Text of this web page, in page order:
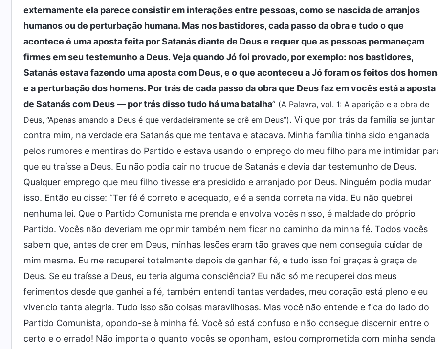
externamente ela parece consistir em interações entre pessoas, como se nascida de arranjos
humanos ou de perturbação humana. Mas nos bastidores, cada passo da obra e tudo o que
acontece é uma aposta feita por Satanás diante de Deus e requer que as pessoas permaneçam
firmes em seu testemunho a Deus. Veja quando Jó foi provado, por exemplo: nos bastidores,
Satanás estava fazendo uma aposta com Deus, e o que aconteceu a Jó foram os feitos dos
e a perturbação dos homens. Por trás de cada passo da obra que Deus faz em vocês está a aposta
de Satanás com Deus — por trás disso tudo há uma batalha” (A Palavra, vol. 1: A aparição e a obra de
Deus, “Apenas amando a Deus é que verdadeiramente se crê em Deus”). Vi que por trás da família se juntar
contra mim, na verdade era Satanás que me tentava e atacava. Minha família tinha sido enganada
pelos rumores e mentiras do Partido e estava usando o emprego do meu filho para me intimidar
que eu traísse a Deus. Eu não podia cair no truque de Satanás e devia dar testemunho de Deus.
Qualquer emprego que meu filho tivesse era presidido e arranjado por Deus. Ninguém podia mudar
isso. Então eu disse: “Ter fé é correto e adequado, e é a senda correta na vida. Eu não quebrei
nenhuma lei. Que o Partido Comunista me prenda e envolva vocês nisso, é maldade do próprio
Partido. Vocês não deveriam me oprimir também nem ficar no caminho da minha fé. Todos vocês
sabem que, antes de crer em Deus, minhas lesões eram tão graves que nem conseguia cuidar de
mim mesma. Eu me recuperei totalmente depois de ganhar fé, e tudo isso foi graças à graça de
Deus. Se eu traísse a Deus, eu teria alguma consciência? Eu não só me recuperei dos meus
ferimentos desde que ganhei a fé, também entendi tantas verdades, meu coração está pleno e eu
vivencio tanta alegria. Tudo isso são coisas maravilhosas. Mas você não entende e fica do lado do
Partido Comunista, opondo-se à minha fé. Você só está confuso e não consegue discernir entre o
certo e o errado! Não importa o quanto vocês se oponham, estou comprometida com minha senda